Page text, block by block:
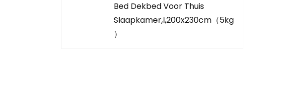
Bed Dekbed Voor Thuis
Slaapkamer,I,200x230cm（5kg
）